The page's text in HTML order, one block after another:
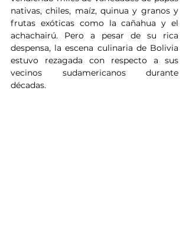
nativas, chiles, maíz, quinua y granos y
frutas exóticas como la cañahua y el
achachairú. Pero a pesar de su rica
despensa, la escena culinaria de Bolivia
estuvo rezagada con respecto a sus
vecinos sudamericanos durante
décadas.